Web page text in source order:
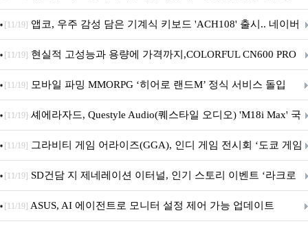
니터·스마트 펫 침대 기부
[11/19] 앱코, 우주 감성 담은 기계식 키보드 'ACH108' 출시.. 네이버
브랜드데이 기획전 진행
[11/19] 현실적 고성능과 용량에 가격까지,COLORFUL CN600 PRO
M.2 NVMe 디앤디컴 1TB
[11/19] 모바일 파밍 MMORPG ‘히어로 랜드M’ 정식 서비스 돌입
[11/19] 셰에라자드, Questyle Audio(퀘스타일 오디오) 'M18i Max' 국
내 정식 출시
[11/19] 그라비티 게임 어라이즈(GGA), 인디 게임 전시회 ‘도쿄 게임
던전 13’ 참가!
[11/19] SD건담 지 제네레이션 이터널, 인기 스토리 이벤트 ‘라크로
아의 용사’ 재개최 및 풍성한 기념 이벤트 실시!
[11/19] ASUS, AI 에이전트로 모니터 설정 제어 가능 업데이트